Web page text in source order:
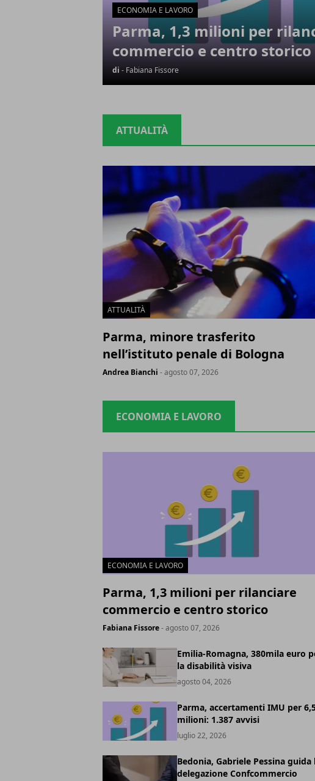
ECONOMIA E LAVORO
Parma, 1,3 milioni per
commercio e centro storico
di - Fabiana Fissore
ATTUALITÀ
ATTUALITÀ
Parma, minore trasferito
nell’istituto penale di Bologna
Andrea Bianchi - agosto 07, 2026
ECONOMIA E LAVORO
ECONOMIA E LAVORO
Parma, 1,3 milioni per rilanciare
commercio e centro storico
Fabiana Fissore- agosto 07, 2026
Emilia-Romagna, 380mila euro
la disabilità visiva
agosto 04, 2026
Parma, accertamenti IMU per
milioni: 1.387 avvisi
luglio 22, 2026
Bedonia, Gabriele Pessina guida
delegazione Confcommercio